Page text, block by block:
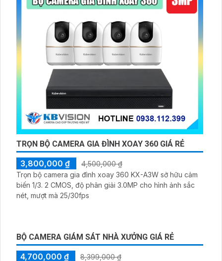
TRỌN BỘ CAMERA GIA ĐÌNH XOAY 360 GIÁ RẺ
3,800,000 ₫
4,500,000 ₫
Trọn bộ camera gia đình xoay 360 KX-A3W sở hữu cảm
biến 1/3. 2 CMOS, độ phân giải 3.0MP cho hình ảnh sắc
nét, mượt mà 25/30fps